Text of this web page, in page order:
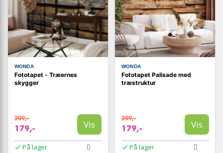
WONDA
Fototapet - Træernes
skygger
209,-
179,- Vis
På lager
WONDA
Fototapet Palisade med
træstruktur
209,-
179,- Vis
På lager